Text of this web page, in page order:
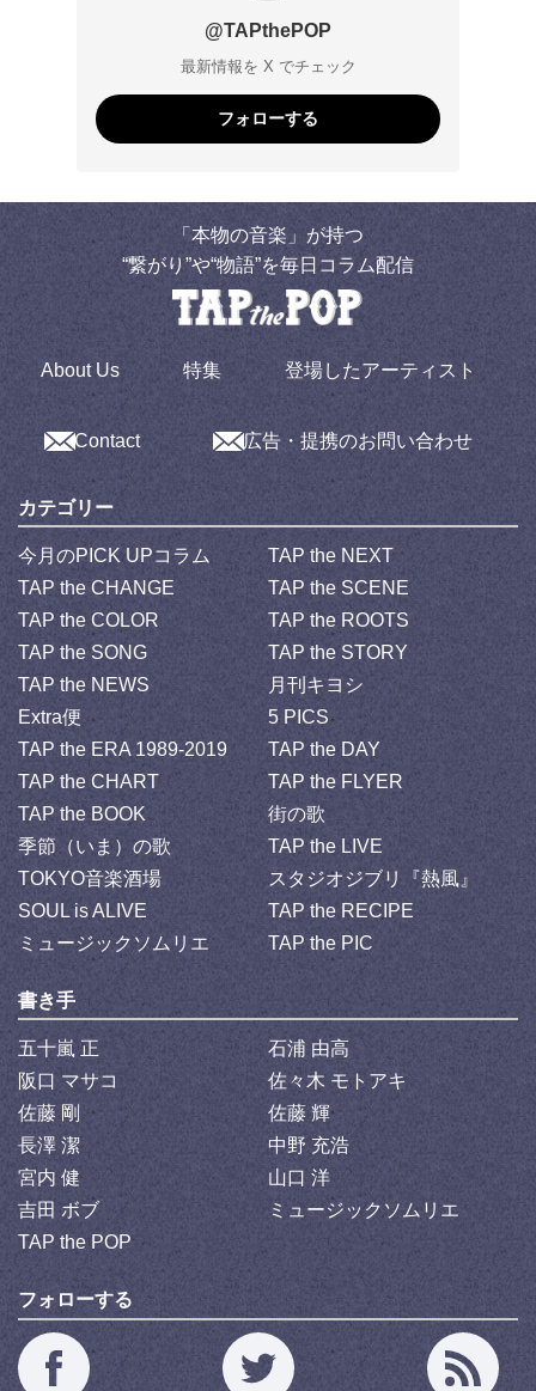
@TAPthePOP
最新情報を X でチェック
フォローする
「本物の音楽」が持つ
“繋がり”や“物語”を毎日コラム配信
About Us 特集 登場したアーティスト
Contact 広告・提携のお問い合わせ
カテゴリー
今月のPICK UPコラム
TAP the NEXT
TAP the CHANGE
TAP the SCENE
TAP the COLOR
TAP the ROOTS
TAP the SONG
TAP the STORY
TAP the NEWS
月刊キヨシ
Extra便
5 PICS
TAP the ERA 1989-2019
TAP the DAY
TAP the CHART
TAP the FLYER
TAP the BOOK
街の歌
季節（いま）の歌
TAP the LIVE
TOKYO音楽酒場
スタジオジブリ『熱風』
SOUL is ALIVE
TAP the RECIPE
ミュージックソムリエ
TAP the PIC
書き手
五十嵐 正
石浦 由高
阪口 マサコ
佐々木 モトアキ
佐藤 剛
佐藤 輝
長澤 潔
中野 充浩
宮内 健
山口 洋
吉田 ボブ
ミュージックソムリエ
TAP the POP
フォローする